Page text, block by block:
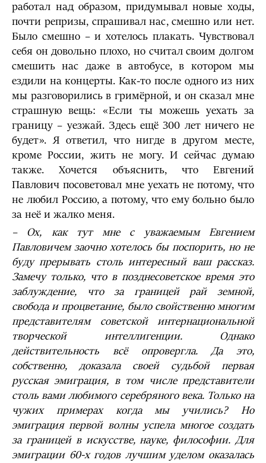
работал над образом, придумывал новые ходы,
почти репризы, спрашивал нас, смешно или нет.
Было смешно – и хотелось плакать. Чувствовал
себя он довольно плохо, но считал своим долгом
смешить нас даже в автобусе, в котором мы
ездили на концерты. Как-то после одного из них
мы разговорились в гримёрной, и он сказал мне
страшную вещь: «Если ты можешь уехать за
границу – уезжай. Здесь ещё 300 лет ничего не
будет». Я ответил, что нигде в другом месте,
кроме России, жить не могу. И сейчас думаю
также. Хочется объяснить, что Евгений
Павлович посоветовал мне уехать не потому, что
не любил Россию, а потому, что ему больно было
за неё и жалко меня.
– Ох, как тут мне с уважаемым Евгением
Павловичем заочно хотелось бы поспорить, но не
буду прерывать столь интересный ваш рассказ.
Замечу только, что в позднесоветское время это
заблуждение, что за границей рай земной,
свобода и процветание, было свойственно многим
представителям советской интернациональной
творческой интеллигенции. Однако
действительность всё опровергла. Да это,
собственно, доказала своей судьбой первая
русская эмиграция, в том числе представители
столь вами любимого серебряного века. Только на
чужих примерах когда мы учились? Но
эмиграция первой волны успела многое создать
за границей в искусстве, науке, философии. Для
эмиграции 60-х годов лучшим уделом оказалась